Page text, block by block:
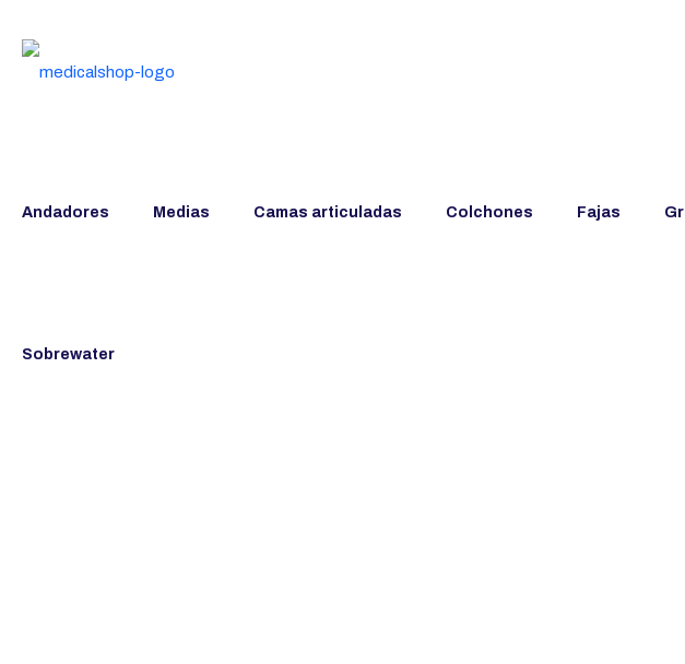
Andadores Medias Camas articuladas Colchones Fajas
Sobrewater